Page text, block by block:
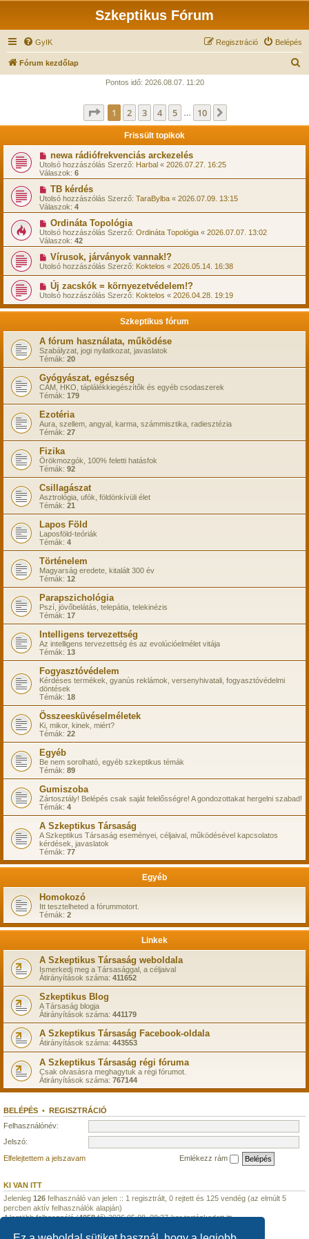
Szkeptikus Fórum
GyIK Belépés
Regisztráció
Fórum kezdőlap
s
é
Pontos idő: 2026.08.07. 11:20
Oldal:1 10
1 2 3 4 5 10
Frissült topikok
newa rádiófrekvenciás arckezelés
Utolsó hozzászólás Szerző: Harbal « 2026.07.27. 16:25
Válaszok: 6
TB kérdés
Utolsó hozzászólás Szerző: TaraBylba « 2026.07.09. 13:15
Válaszok: 4
Ordináta Topológia
Utolsó hozzászólás Szerző: Ordináta Topológia « 2026.07.07. 13:02
Válaszok: 42
Vírusok, járványok vannak!?
Utolsó hozzászólás Szerző: Koktelos « 2026.05.14. 16:38
Új zacskók = környezetvédelem!?
Utolsó hozzászólás Szerző: Koktelos « 2026.04.28. 19:19
Szkeptikus fórum
A fórum használata, működése
Szabályzat, jogi nyilatkozat, javaslatok
Témák: 20
Gyógyászat, egészség
CAM, HKO, táplálékkiegészítők és egyéb csodaszerek
Témák: 179
Ezotéria
Aura, szellem, angyal, karma, számmisztika, radiesztézia
Témák: 27
Fizika
Örökmozgók, 100% feletti hatásfok
Témák: 92
Csillagászat
Asztrológia, ufók, földönkívüli élet
Témák: 21
Lapos Föld
Laposföld-teóriák
Témák: 4
Történelem
Magyarság eredete, kitalált 300 év
Témák: 12
Parapszichológia
Pszí, jövőbelátás, telepátia, telekinézis
Témák: 17
Intelligens tervezettség
Az intelligens tervezettség és az evolúcióelmélet vitája
Témák: 13
Fogyasztóvédelem
Kérdéses termékek, gyanús reklámok, versenyhivatali, fogyasztóvédelmi
döntések
Témák: 18
Összeesküvéselméletek
Ki, mikor, kinek, miért?
Témák: 22
Egyéb
Be nem sorolható, egyéb szkeptikus témák
Témák: 89
Gumiszoba
Zártosztály! Belépés csak saját felelősségre! A gondozottakat hergelni szabad!
Témák: 4
A Szkeptikus Társaság
A Szkeptikus Társaság eseményei, céljaival, működésével kapcsolatos
kérdések, javaslatok
Témák: 77
Egyéb
Homokozó
Itt tesztelheted a fórummotort.
Témák: 2
Linkek
A Szkeptikus Társaság weboldala
Ismerkedj meg a Társasággal, a céljaival
Átirányítások száma: 411652
Szkeptikus Blog
A Társaság blogja
Átirányítások száma: 441179
A Szkeptikus Társaság Facebook-oldala
Átirányítások száma: 443553
A Szkeptikus Társaság régi fóruma
Csak olvasásra meghagytuk a régi fórumot.
Átirányítások száma: 767144
BELÉPÉS • REGISZTRÁCIÓ
Felhasználónév:
Jelszó:
Elfelejtettem a jelszavam
Emlékezz rám
KI VAN ITT
Jelenleg 126 felhasználó van jelen :: 1 regisztrált, 0 rejtett és 125 vendég (az elmúlt 5
percben aktív felhasználók alapján)
A legtöbb felhasználó (4058fő) 2026.05.08. 08:37-kor tartózkodott itt.